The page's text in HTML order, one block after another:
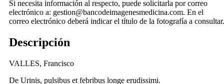
Si necesita información al respecto, puede solicitarla por correo
electrónico a: gestion@bancodeimagenesmedicina.com. En el
correo electrónico deberá indicar el título de la fotografía a consultar.
Descripción
VALLES, Francisco
De Urinis, pulsibus et febribus longe erudissimi.